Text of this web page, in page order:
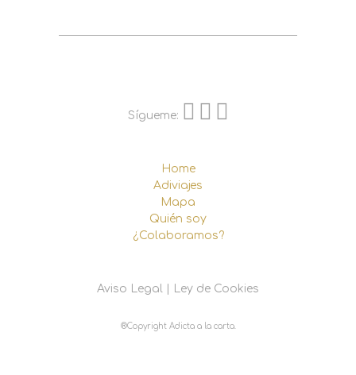
Sígueme:
Home
Adiviajes
Mapa
Quién soy
¿Colaboramos?
Aviso Legal Ley de Cookies
®Copyright Adicta a la carta.